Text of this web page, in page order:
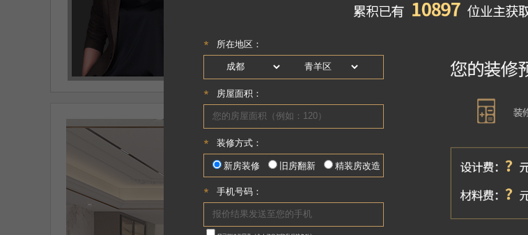
：追求空间的完美与完整性，保留与再造建筑原生态
千百度的意境与效果……